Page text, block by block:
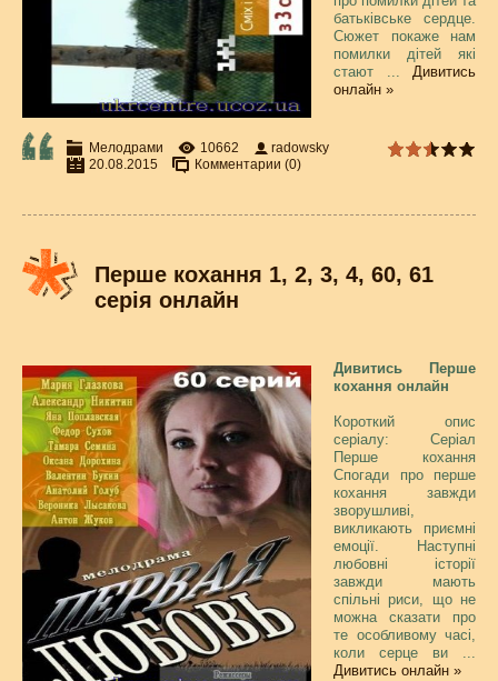
батьківське сердце.
Сюжет покаже нам
помилки дітей які
стают ... Дивитись
онлайн »
Мелодрами 10662
radowsky
20.08.2015
Комментарии (0)
Перше кохання 1, 2, 3, 4, 60, 61
серія онлайн
Дивитись Перше
кохання онлайн
Короткий опис
серіалу: Серіал
Перше кохання
Спогади про перше
кохання завжди
зворушливі,
викликають приємні
емоції. Наступні
любовні історії
завжди мають
спільні риси, що не
можна сказати про
те особливому часі,
коли серце ви ...
Дивитись онлайн »